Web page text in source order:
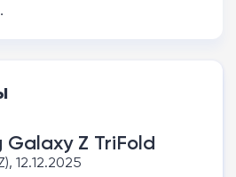
Galaxy Z TriFold
12.12.2025